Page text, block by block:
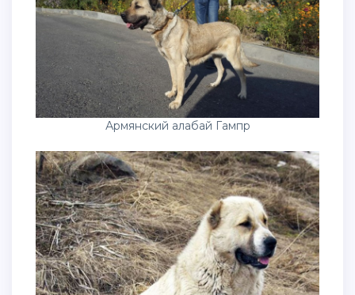
Армянский алабай Гампр